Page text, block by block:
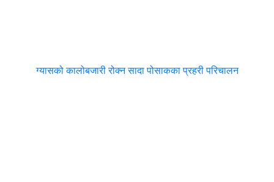
ग्यासको कालोबजारी रोक्न सादा पोसाकका प्रहरी परिचालन